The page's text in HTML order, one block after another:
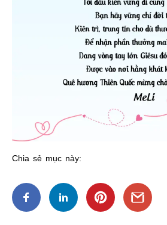
Chia sẻ mục này: